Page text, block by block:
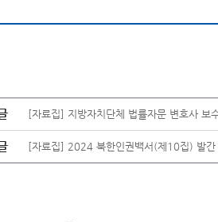
[자료집] 지방자치단체 법률자문 변호사 보
[자료집] 2024 북한인권백서(제10집) 발간